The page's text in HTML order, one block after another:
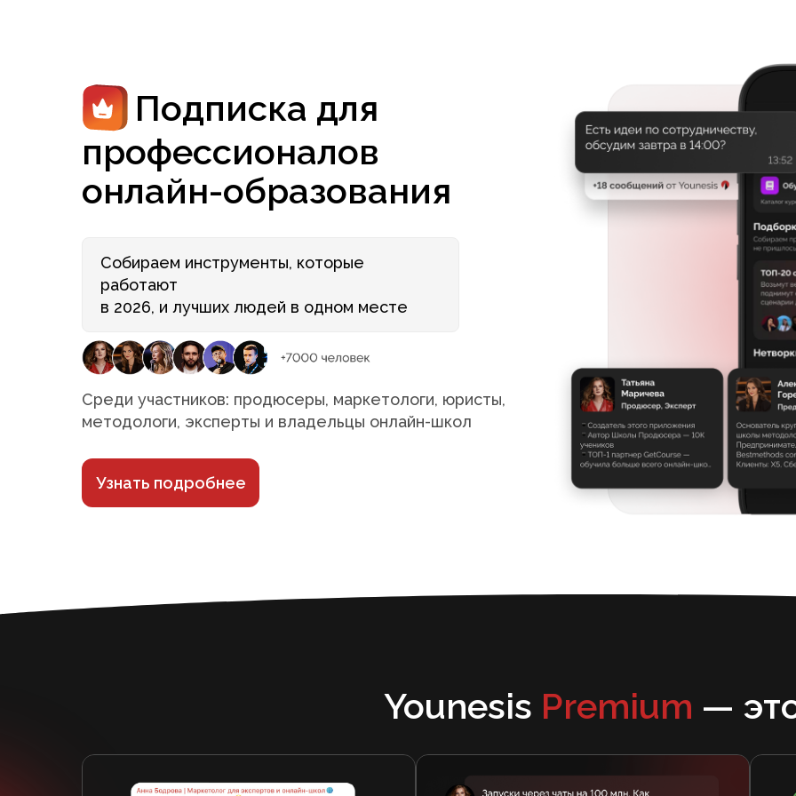
Подписка для
профессионалов
онлайн-образования
Собираем инструменты, которые
работают
в 2026, и лучших людей в одном месте
Среди участников: продюсеры, маркетологи, юристы,
методологи, эксперты и владельцы онлайн-школ
Узнать подробнее
Younesis Premium —